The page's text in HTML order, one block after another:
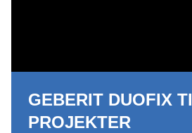
GEBERIT DUOFIX
PROJEKTER